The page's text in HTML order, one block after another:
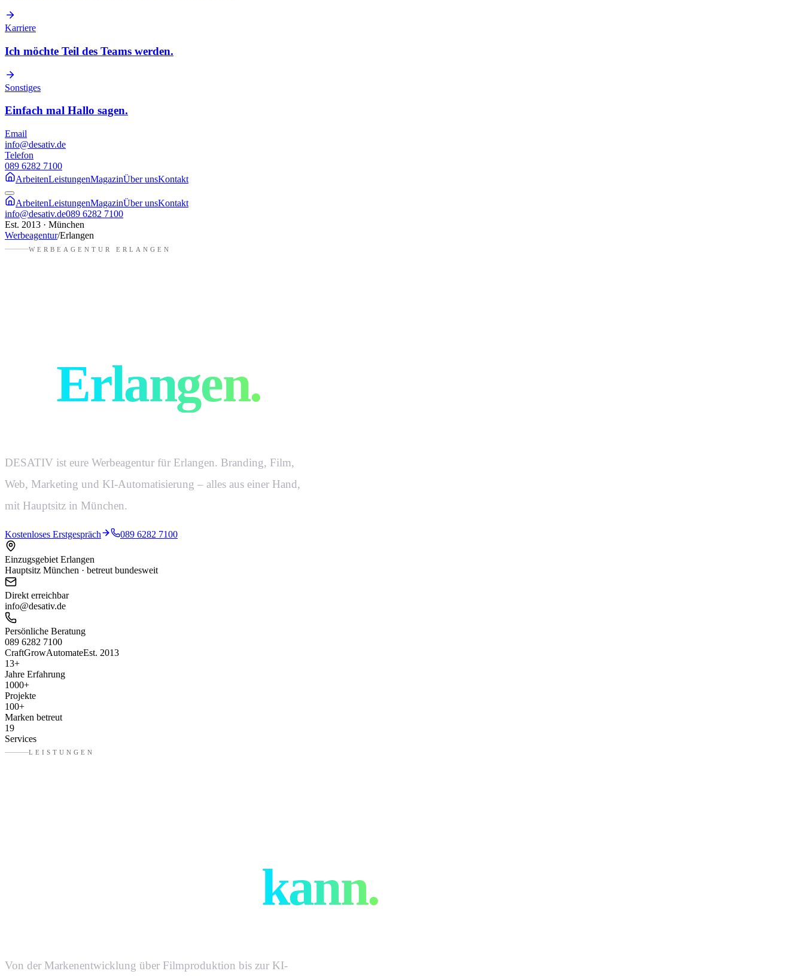
Karriere
Ich möchte Teil des Teams werden.
Sonstiges
Einfach mal Hallo sagen.
Email
info@desativ.de
Telefon
089 6282 7100
ArbeitenLeistungenMagazinÜber unsKontakt
ArbeitenLeistungenMagazinÜber unsKontakt
info@desativ.de089 6282 7100
Est. 2013 · München
Werbeagentur/Erlangen
WERBEAGENTUR ERLANGEN
Erlangen.
DESATIV ist eure Werbeagentur für Erlangen. Branding, Film,
Web, Marketing und KI-Automatisierung – alles aus einer Hand,
mit Hauptsitz in München.
Kostenloses Erstgespräch 089 6282 7100
Einzugsgebiet Erlangen
Hauptsitz München · betreut bundesweit
Direkt erreichbar
info@desativ.de
Persönliche Beratung
089 6282 7100
CraftGrowAutomateEst. 2013
13+
Jahre Erfahrung
1000+
Projekte
100+
Marken betreut
19
Services
LEISTUNGEN
kann.
Von der Markenentwicklung über Filmproduktion bis zur KI-